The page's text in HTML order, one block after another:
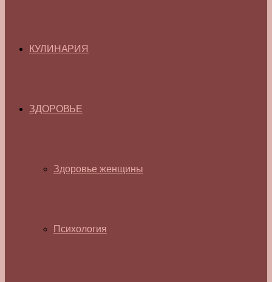
КУЛИНАРИЯ
ЗДОРОВЬЕ
Здоровье женщины
Психология